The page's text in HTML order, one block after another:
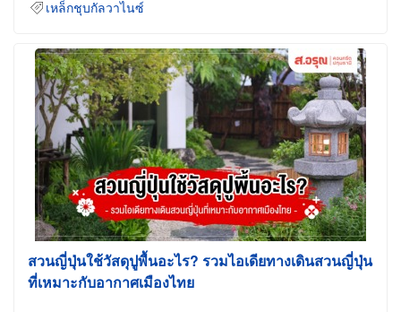
เหล็กชุบกัลวาไนซ์
สวนญี่ปุ่นใช้วัสดุปูพื้นอะไร? รวมไอเดียทางเดินสวนญี่ปุ่น
ที่เหมาะกับอากาศเมืองไทย